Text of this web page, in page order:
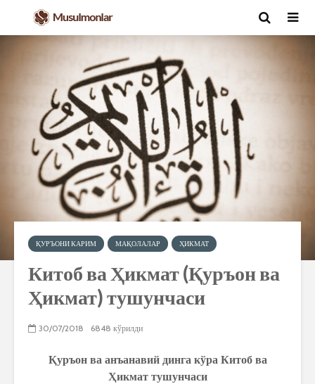
ҚУРЪОНИ КАРИМ МАҚОЛАЛАР ҲИКМАТ
Китоб ва Ҳикмат (Қуръон ва
Ҳикмат) тушунчаси
30/07/2018 6848 кўрилди
Қуръон ва анъанавий динга кўра Китоб ва
Ҳикмат тушунчаси